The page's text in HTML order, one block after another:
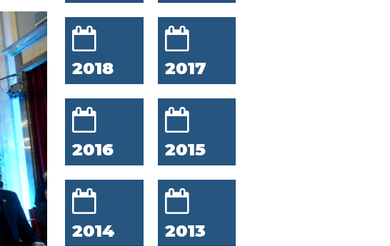
2018 2017
2016 2015
2014 2013